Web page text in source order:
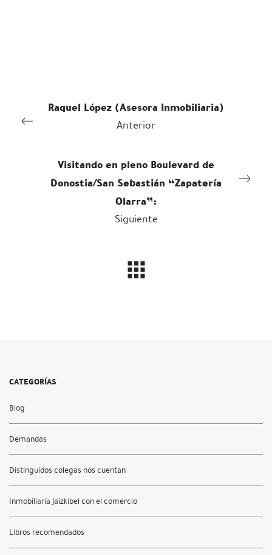
Raquel López (Asesora Inmobiliaria)
Anterior
Visitando en pleno Boulevard de
Donostia/San Sebastián “Zapatería
Olarra”:
Siguiente
CATEGORÍAS
Blog
Demandas
Distinguidos colegas nos cuentan
Inmobiliaria Jaizkibel con el comercio
Libros recomendados